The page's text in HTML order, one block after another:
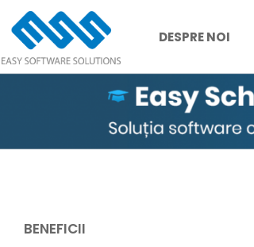
Skip
to
DESPRE NOI
BENEFICII